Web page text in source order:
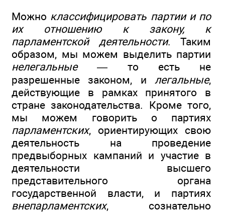
Можно классифицировать партии и по
их отношению к закону, к
парламентской деятельности. Таким
образом, мы можем выделить партии
нелегальные— то есть не
разрешенные законом, и легальные,
действующие в рамках принятого в
стране законодательства. Кроме того,
мы можем говорить о партиях
парламентских, ориентирующих свою
деятельность на проведение
предвыборных кампаний и участие в
деятельности высшего
представительного органа
государственной власти, и партиях
внепарламентских, сознательно